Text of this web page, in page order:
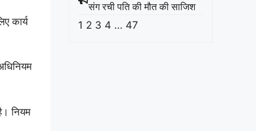
कार्य
नियम
संग रची पति की मौत की साजिश
1 2 3 4 … 47